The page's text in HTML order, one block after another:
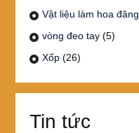
Vật liệu làm hoa đăng
vòng đeo tay (5)
Xốp (26)
Tin tức